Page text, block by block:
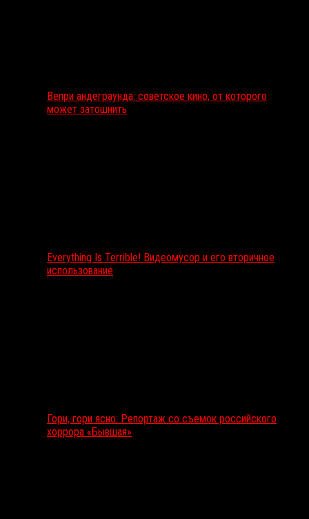
Вепри андеграунда: советское кино, от которого
может затошнить
Everything Is Terrible! Видеомусор и его вторичное
использование
Гори, гори ясно: Репортаж со съемок российского
хоррора «Бывшая»